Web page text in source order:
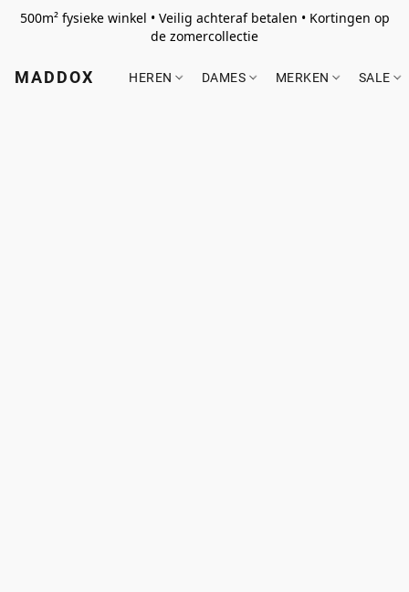
500m² fysieke winkel • Veilig achteraf betalen • Kortingen op
de zomercollectie
MADDOX HEREN DAMES MERKEN SALE